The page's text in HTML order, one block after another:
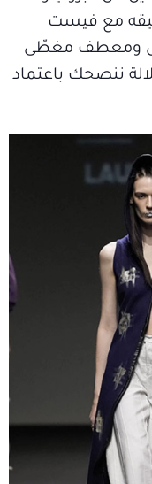
مع فيست
ومعطف مغطّى
ننصحك باعتماد